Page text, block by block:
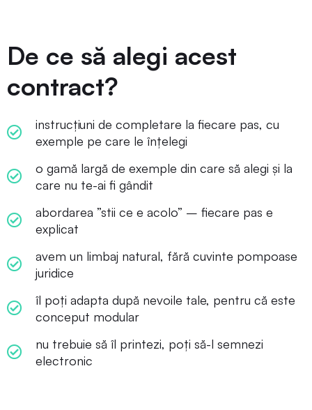
De ce să alegi acest
contract?
instrucțiuni de completare la fiecare pas, cu
exemple pe care le înțelegi
o gamă largă de exemple din care să alegi și la
care nu te-ai fi gândit
abordarea ”stii ce e acolo” – fiecare pas e
explicat
avem un limbaj natural, fără cuvinte pompoase
juridice
îl poți adapta după nevoile tale, pentru că este
conceput modular
nu trebuie să îl printezi, poți să-l semnezi
electronic